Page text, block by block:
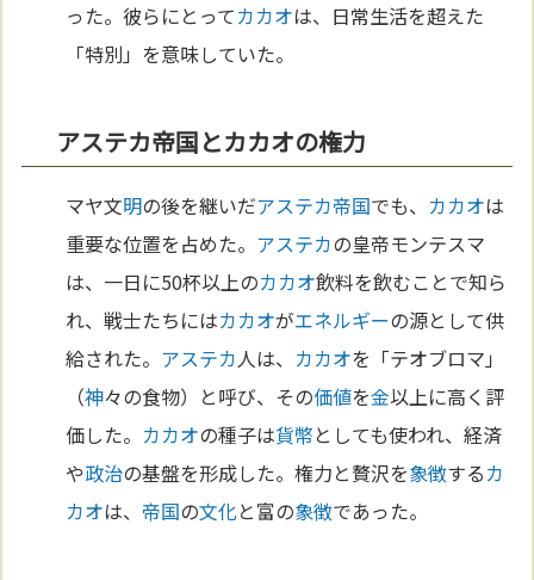
った。彼らにとってカカオは、日常生活を超えた
「特別」を意味していた。
アステカ帝国とカカオの権力
マヤ文明の後を継いだアステカ帝国でも、 カカオは
重要な位置を占めた。 アステカの皇帝モンテスマ
は、一日に50杯以上のカカオ飲料を飲むことで知ら
れ、戦士たちにはカカオがエネルギーの源として供
給された。 アステカ人は、 カカオを「テオブロマ」
（神々の食物）と呼び、その価値を金以上に高く評
価した。 カカオの種子は貨幣としても使われ、経済
や政治の基盤を形成した。権力と贅沢を象徴するカ
カオは、 帝国の文化と富の象徴であった。